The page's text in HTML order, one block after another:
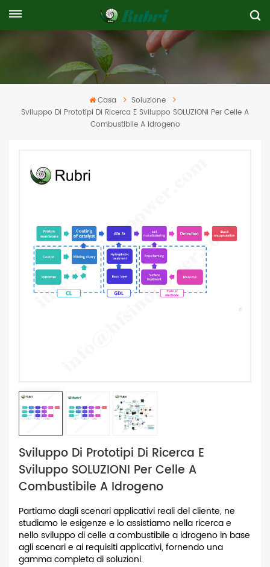
Casa
Soluzione
Sviluppo Di Prototipi Di Ricerca E Sviluppo SOLUZIONI Per Celle A
Combustibile A Idrogeno
Sviluppo Di Prototipi Di Ricerca E
Sviluppo SOLUZIONI Per Celle A
Combustibile A Idrogeno
Partiamo dagli scenari applicativi reali del cliente, ne
studiamo le esigenze e lo assistiamo nella ricerca e
nello sviluppo di celle a combustibile a idrogeno in base
agli scenari e ai requisiti applicativi, fornendo una
gamma completa di soluzioni.